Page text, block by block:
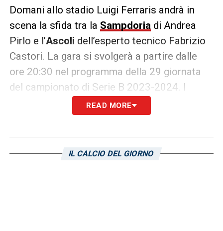
Domani allo stadio Luigi Ferraris andrà in
scena la sfida tra la Sampdoria di Andrea
Pirlo e l’Ascoli dell’esperto tecnico Fabrizio
Castori. La gara si svolgerà a partire dalle
ore 20:30 nel programma della 29 giornata
del campionato di Serie B 2023-2024. I
marchigiani fino a questo momento non si
sono distinti per il proprio rendimento
squadra sarebbe terzultima in classifica. Su
READ MORE
IL CALCIO DEL GIORNO